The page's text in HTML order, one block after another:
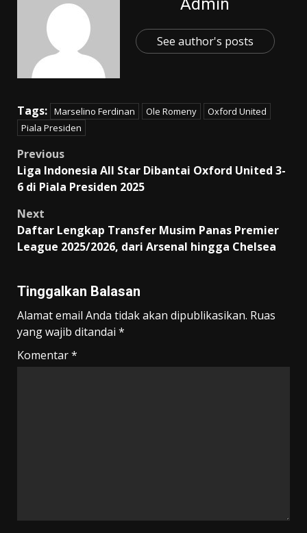
Admin
See author's posts
Tags: Marselino Ferdinan Ole Romeny
Oxford United
Piala Presiden
Post
navigation
Previous
Liga Indonesia All Star Dibantai Oxford United 3-
6 di Piala Presiden 2025
Next
Daftar Lengkap Transfer Musim Panas Premier
League 2025/2026, dari Arsenal hingga Chelsea
Tinggalkan Balasan
Alamat email Anda tidak akan dipublikasikan. Ruas
yang wajib ditandai *
Komentar*